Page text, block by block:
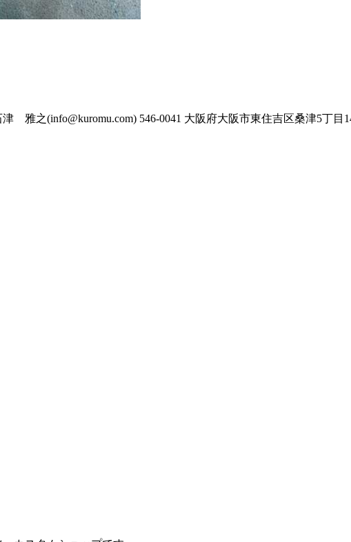
之(info@kuromu.com) 546-0041 大阪府大阪市東住吉区桑津5丁目